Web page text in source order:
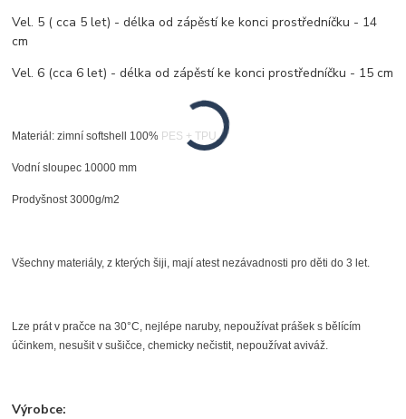
Vel. 5 ( cca 5 let) - délka od zápěstí ke konci prostředníčku - 14
cm
Vel. 6 (cca 6 let) - délka od zápěstí ke konci prostředníčku - 15 cm
Materiál: zimní softshell 100% PES + TPU
Vodní sloupec 10000 mm
Prodyšnost 3000g/m2
Všechny materiály, z kterých šiji, mají atest nezávadnosti pro děti do 3 let.
Lze prát v pračce na 30°C, nejlépe naruby, nepoužívat prášek s bělícím
účinkem, nesušit v sušičce, chemicky nečistit, nepoužívat aviváž.
Výrobce: